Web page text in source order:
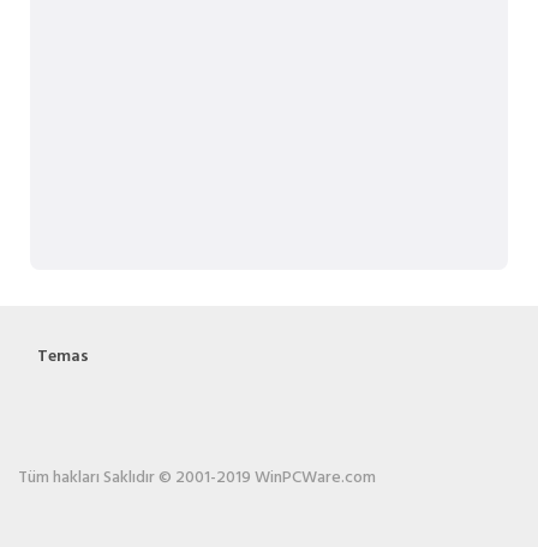
Temas
Tüm hakları Saklıdır © 2001-2019 WinPCWare.com